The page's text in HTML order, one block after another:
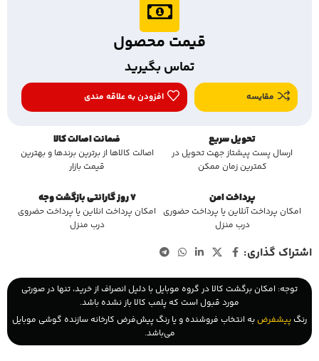
قیمت محصول
تماس بگیرید
مقایسه افزودن به علاقه مندی
تحویل سریع
ارسال پست پیشتاز جهت تحویل در
کمترین زمان ممکن
ضمانت اصالت کالا
اصالت کالاها از برترین برندها و بهترین
قیمت بازار
پرداخت امن
امکان پرداخت آنلاین یا پرداخت حضوری
درب منزل
7 روز گارانتی بازگشت وجه
امکان پرداخت انلاین یا پرداخت حضروی
درب منزل
اشتراک گذاری:
توجه: امکان برگشت کالا در گروه موبایل با دلیل انصراف از خرید، تنها در صورتی
مورد قبول است که پلمب کالا باز نشده باشد.
رنگ پیشفرض به انتخاب فروشنده و یا رنگ پیش‌فرض کارخانه سازنده گوشی موبایل
می‌باشد.